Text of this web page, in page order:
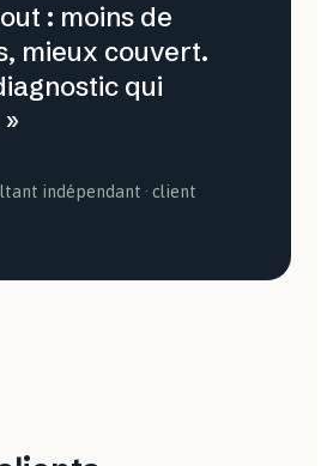
: moins de
mieux couvert.
qui
indépendant · client